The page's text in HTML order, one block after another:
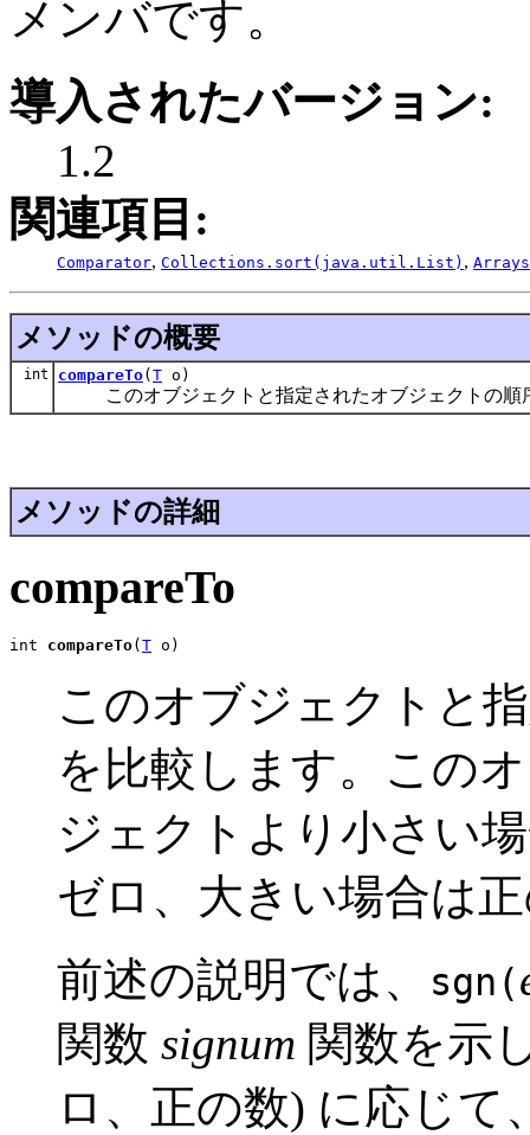
メンバです。
導入されたバージョン:
1.2
関連項目:
Comparator, Collections.sort(java.util.List) ,
メソッドの概要
int compareTo( T o)
このオブジェクトと指定されたオブジェクトの順
メソッドの詳細
compareTo
int compareTo( T o)
このオブジェクトと
を比較します。この
ジェクトより小さい
ゼロ、大きい場合は
前述の説明では、
sgn(
関数 signum 関数を示
ロ、正の数) に応じて